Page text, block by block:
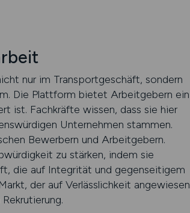
nur im Transportgeschäft, sondern
Die Plattform bietet Arbeitgebern ein
ist. Fachkräfte wissen, dass sie hier
Unternehmen stammen.
Bewerbern und Arbeitgebern.
zu stärken, indem sie
die auf Integrität und gegenseitigem
der auf Verlässlichkeit angewiesen